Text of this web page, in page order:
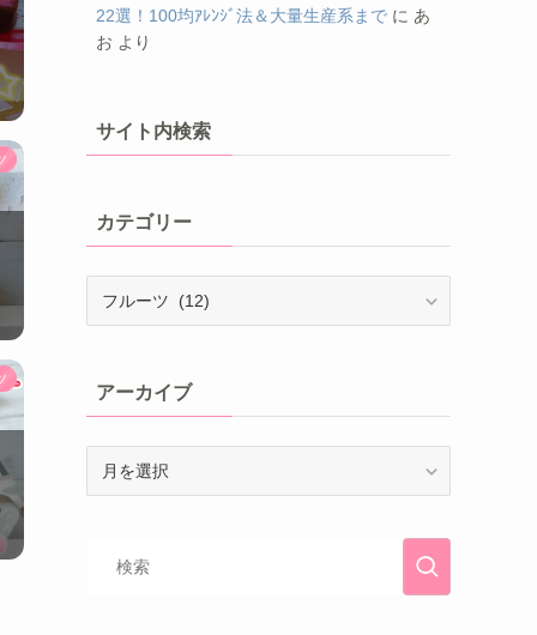
22選！100均ｱﾚﾝｼﾞ法＆大量生産系まで に あ
お より
サイト内検索
カテゴリー
アーカイブ